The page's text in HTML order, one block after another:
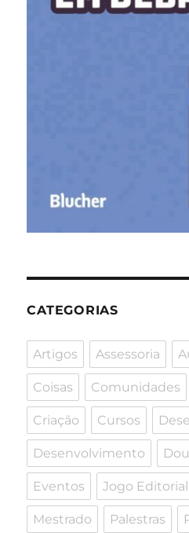
CATEGORIAS
Artigos Assessoria
Coisas Comunidades
Criação Cursos
Desenvolvimento
Eventos Jogo Editorial
Mestrado Palestras